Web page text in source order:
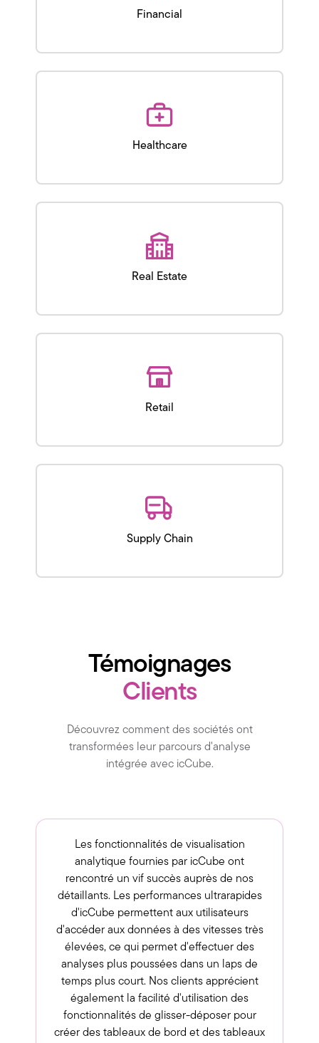
Financial
Healthcare
Real Estate
Retail
Supply Chain
Témoignages
Clients
Découvrez comment des sociétés ont
transformées leur parcours d'analyse
intégrée avec icCube.
Les fonctionnalités de visualisation
analytique fournies par icCube ont
rencontré un vif succès auprès de nos
détaillants. Les performances ultrarapides
d'icCube permettent aux utilisateurs
d'accéder aux données à des vitesses très
élevées, ce qui permet d'effectuer des
analyses plus poussées dans un laps de
temps plus court. Nos clients apprécient
également la facilité d'utilisation des
fonctionnalités de glisser-déposer pour
créer des tableaux de bord et des tableaux